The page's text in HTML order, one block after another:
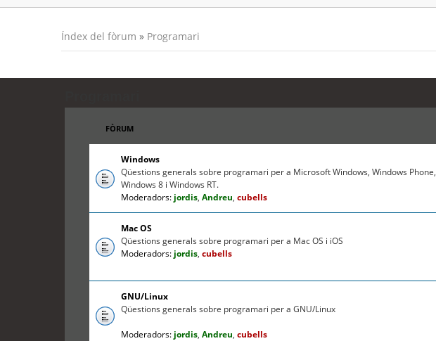
Índex del fòrum » Programari
FÒRUM
Windows
Qüestions generals sobre programari per a Microsoft Windows, Windows Phone,
Windows 8 i Windows RT.
Moderadors: jordis, Andreu, cubells
Mac OS
Qüestions generals sobre programari per a Mac OS i iOS
Moderadors: jordis, cubells
GNU/Linux
Qüestions generals sobre programari per a GNU/Linux
Moderadors: jordis, Andreu, cubells